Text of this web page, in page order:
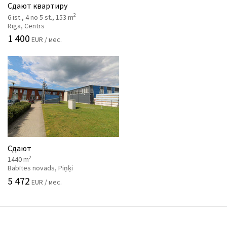
Сдают квартиру
6 ist., 4 no 5 st., 153 m2
Rīga, Centrs
1 400 EUR / мес.
Сдают
1440 m2
Babītes novads, Piņķi
5 472 EUR / мес.